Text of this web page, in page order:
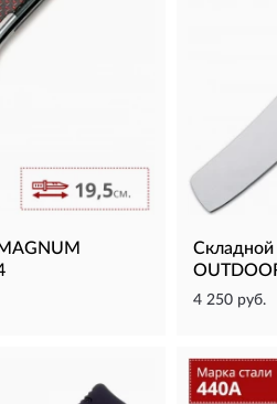
4 250 руб.